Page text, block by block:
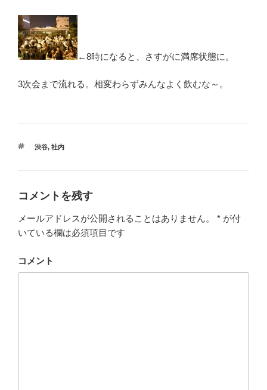
←8時になると、さすがに満席状態に。
3次会まで流れる。相変わらずみんなよく飲むな～。
タ
渋谷, 社内
コメントを残す
メールアドレスが公開されることはありません。 * が付
いている欄は必須項目です
コメント